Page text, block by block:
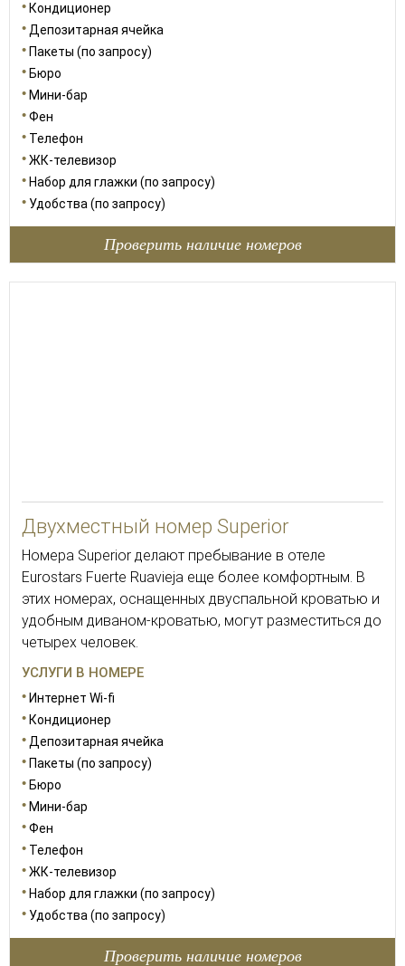
Кондиционер
Депозитарная ячейка
Пакеты (по запросу)
Бюро
Мини-бар
Фен
Телефон
ЖК-телевизор
Набор для глажки (по запросу)
Удобства (по запросу)
Проверить наличие номеров
Двухместный номер Superior
Номера Superior делают пребывание в отеле
Eurostars Fuerte Ruavieja еще более комфортным. В
этих номерах, оснащенных двуспальной кроватью и
удобным диваном-кроватью, могут разместиться до
четырех человек.
УСЛУГИ В НОМЕРЕ
Интернет Wi-fi
Кондиционер
Депозитарная ячейка
Пакеты (по запросу)
Бюро
Мини-бар
Фен
Телефон
ЖК-телевизор
Набор для глажки (по запросу)
Удобства (по запросу)
Проверить наличие номеров